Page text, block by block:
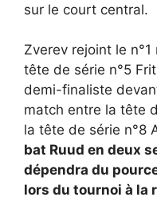
sur le court central.
Zverev rejoint le
tête de série n°5
demi-finaliste
match entre la tête
la tête de série n°8
bat Ruud en deux
dépendra du
lors du tournoi à la